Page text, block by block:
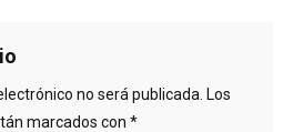
no será publicada. Los
marcados con *